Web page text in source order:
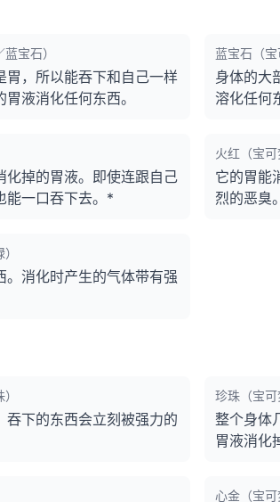
宝石）
胃，所以能吞下和自己一样
液消化任何东西。
蓝宝石（宝
身体的大
溶化任何
化掉的胃液。即使连跟自己
能一口吞下去。*
火红（宝可
它的胃能
烈的恶臭。
。消化时产生的气体带有强
吞下的东西会立刻被强力的
珍珠（宝可
整个身体
胃液消化
心金（宝可